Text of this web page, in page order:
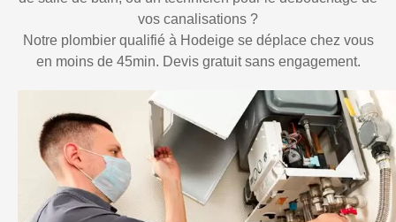
vos canalisations ?
Notre plombier qualifié à Hodeige se déplace chez vous
en moins de 45min. Devis gratuit sans engagement.